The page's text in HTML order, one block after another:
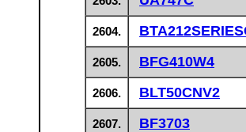
2604.
2605. BFG410W4
2606. BLT50CNV2
2607. BF3703